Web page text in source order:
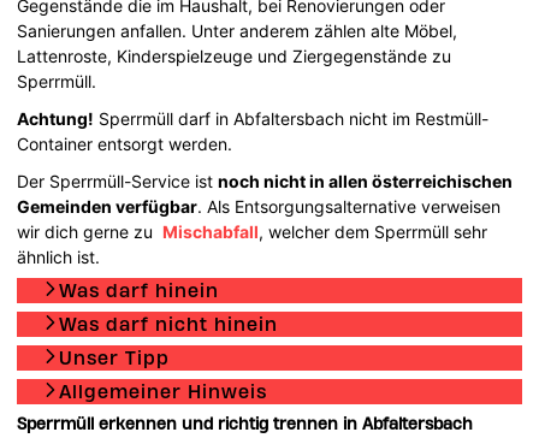
Gegenstände die im Haushalt, bei Renovierungen oder
Sanierungen anfallen. Unter anderem zählen alte Möbel,
Lattenroste, Kinderspielzeuge und Ziergegenstände zu
Sperrmüll.
Achtung! Sperrmüll darf in Abfaltersbach nicht im Restmüll-
Container entsorgt werden.
Der Sperrmüll-Service istnoch nicht in allen österreichischen
Gemeinden verfügbar. Als Entsorgungsalternative verweisen
wir dich gerne zu Mischabfall, welcher dem Sperrmüll sehr
ähnlich ist.
Was darf hinein
Was darf nicht hinein
Unser Tipp
Allgemeiner Hinweis
Sperrmüll erkennen und richtig trennen in Abfaltersbach